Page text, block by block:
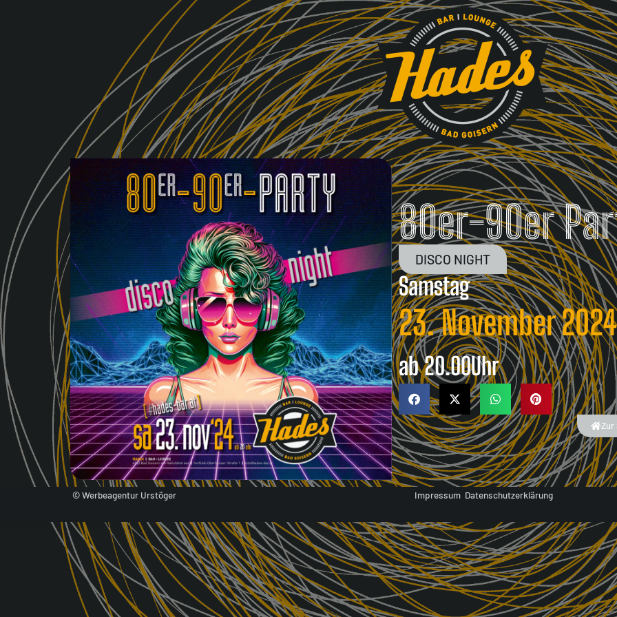
80er-90er
DISCO NIGHT
Samstag
23. November 2024
ab20.00Uhr
Zur
© Werbeagentur Urstöger Impressum Datenschutzerklärung